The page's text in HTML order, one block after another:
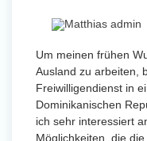
Um meinen frühen
Ausland zu arbeiten,
Freiwilligendienst in
Dominikanischen
ich sehr interessiert
Möglichkeiten, die